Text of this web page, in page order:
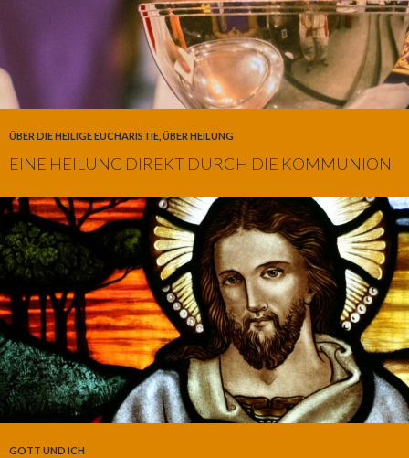
ÜBER DIE HEILIGE EUCHARISTIE ÜBER HEILUNG
EINE HEILUNG DIREKT DURCH DIE KOMMUNION
GOTT UND ICH